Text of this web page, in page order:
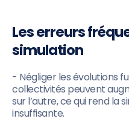
Les erreurs
simulation
- Négliger les évolutions
collectivités peuvent
sur l’autre, ce qui rend la
insuffisante.